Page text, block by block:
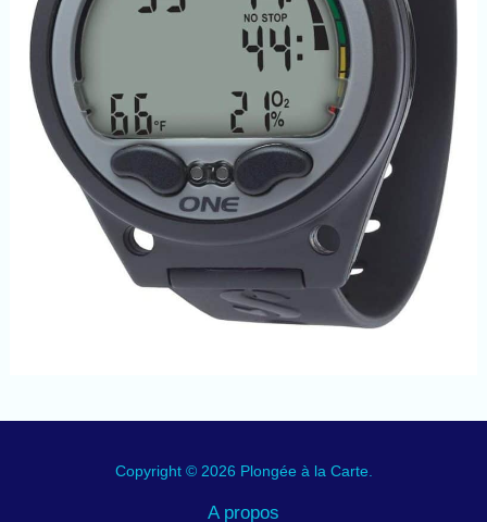
Copyright © 2026 Plongée à la Carte.
A propos